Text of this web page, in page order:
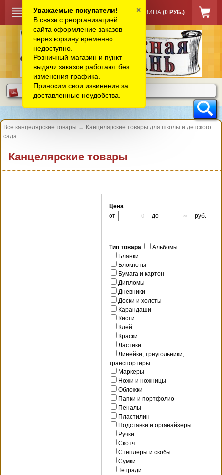
КОРЗИНА (0 РУБ.)
Все канцелярские товары → Канцелярские товары для школы и детского
сада
Канцелярские товары
Цена
от
до руб.
Тип товара
Альбомы
Бланки
Блокноты
Бумага и картон
Дипломы
Дневники
Доски и холсты
Карандаши
Кисти
Клей
Краски
Ластики
Линейки, треугольники,
транспортиры
Маркеры
Ножи и ножницы
Обложки
Папки и портфолио
Пеналы
Пластилин
Подставки и органайзеры
Ручки
Скотч
Степлеры и скобы
Сумки
Тетради
Уважаемые покупатели!
В связи с реорганизацией
сайта оформление заказов
через корзину временно
недоступно.
Розничный магазин и пункт
выдачи заказов работают без
изменения графика.
Приносим свои извинения за
доставленные неудобства.
×